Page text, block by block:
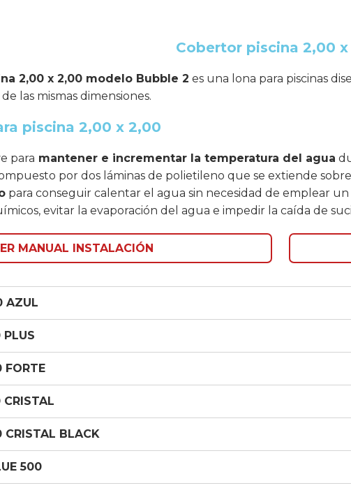
Cobertor piscina 2,00
2,00 x 2,00 modelo Bubble 2 es una lona para piscinas
las mismas dimensiones.
piscina 2,00 x 2,00
para mantener e incrementar la temperatura del agua
por dos láminas de polietileno que se extiende
para conseguir calentar el agua sin necesidad de emplear
evitar la evaporación del agua e impedir la caída de
MANUAL INSTALACIÓN
AZUL
BLACK
500